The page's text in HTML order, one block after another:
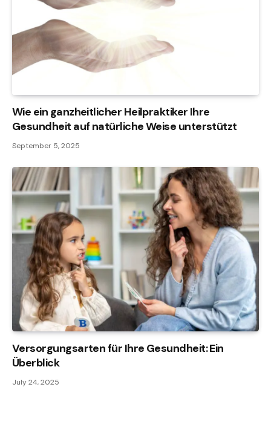
Wie ein ganzheitlicher Heilpraktiker Ihre
Gesundheit auf natürliche Weise unterstützt
September 5, 2025
Versorgungsarten für Ihre Gesundheit: Ein
Überblick
July 24, 2025